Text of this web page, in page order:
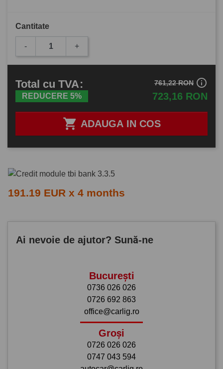
Cantitate
- +
 ADAUGA IN COS
Total cu TVA:
REDUCERE 5% 723,16 RON
761,22 RON info_outline
191.19 EUR x 4 months
Ai nevoie de ajutor? Sună-ne
București
0736 026 026
0726 692 863
office@carlig.ro
Groși
0726 026 026
0747 043 594